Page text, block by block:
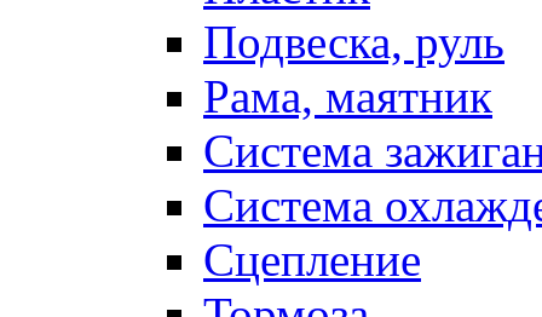
Подвеска, руль
Рама, маятник
Система
Система
Сцепление